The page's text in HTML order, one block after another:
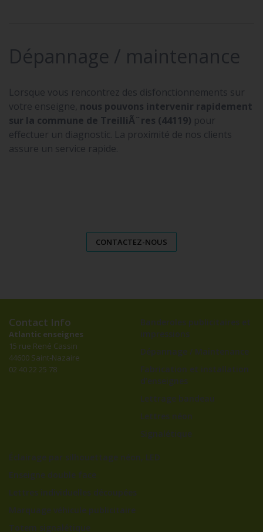
Dépannage / maintenance
Lorsque vous rencontrez des disfonctionnements sur
votre enseigne, nous pouvons intervenir rapidement
sur la commune de TreilliÃ¨res (44119) pour
effectuer un diagnostic. La proximité de nos clients
assure un service rapide.
CONTACTEZ-NOUS
Contact Info
Atlantic enseignes
15 rue René Cassin
44600 Saint-Nazaire
02 40 22 25 78
Banderoles publicitaires et
impressions
Dépannage / Maintenance
Fabrication et installation
d’enseignes
Lettrage bandeau
Lettres néon
Signalétique
Éclairage par silhouettage néon, LED
Enseigne double face
Lettres individuelles découpées
Marquage véhicule publicitaire
Totem signalétique